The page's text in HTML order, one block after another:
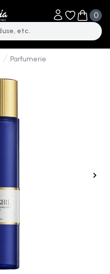
Obiecte în
0
Obiecte
Parfumerie